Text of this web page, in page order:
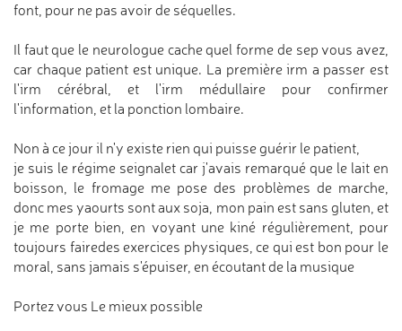
font, pour ne pas avoir de séquelles.
Il faut que le neurologue cache quel forme de sep vous avez,
car chaque patient est unique. La première irm a passer est
l'irm cérébral, et l'irm médullaire pour confirmer
l'information, et la ponction lombaire.
Non à ce jour il n'y existe rien qui puisse guérir le patient,
je suis le régime seignalet car j'avais remarqué que le lait en
boisson, le fromage me pose des problèmes de marche,
donc mes yaourts sont aux soja, mon pain est sans gluten, et
je me porte bien, en voyant une kiné régulièrement, pour
toujours fairedes exercices physiques, ce qui est bon pour le
moral, sans jamais s'épuiser, en écoutant de la musique
Portez vous Le mieux possible